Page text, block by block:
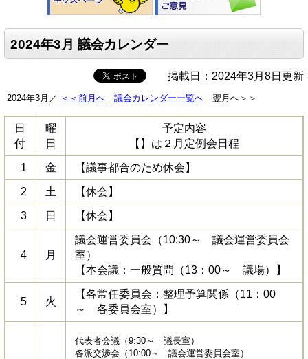
2024年3月 議会カレンダー
掲載日：2024年3月8日更新
2024年3月／ ＜＜前月へ 議会カレンダー一覧へ 翌月へ＞＞
日
付
曜
日
予定内容
【】は２月定例会日程
1 金 【議事都合のため休会】
2 土 【休会】
3 日 【休会】
4 月
議会運営委員会（10:30～ 議会運営委員会
室）
【本会議：一般質問（13：00～ 議場）】
5 火
【各常任委員会：整理予算関係（11：00
～ 各委員会室）】
代表者会議（9:30～ 議長室）
各派交渉会（10:00～ 議会運営委員会室）